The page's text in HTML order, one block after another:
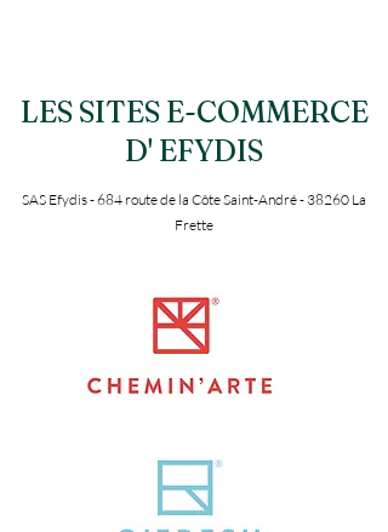
LES SITES E-COMMERCE
D' EFYDIS
SAS Efydis - 684 route de la Côte Saint-André - 38260 La
Frette